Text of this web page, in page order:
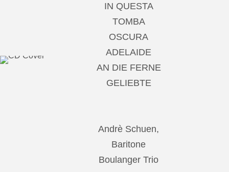
IN QUESTA
TOMBA
OSCURA
ADELAIDE
AN DIE FERNE
GELIEBTE
Andrè Schuen,
Baritone
Boulanger Trio